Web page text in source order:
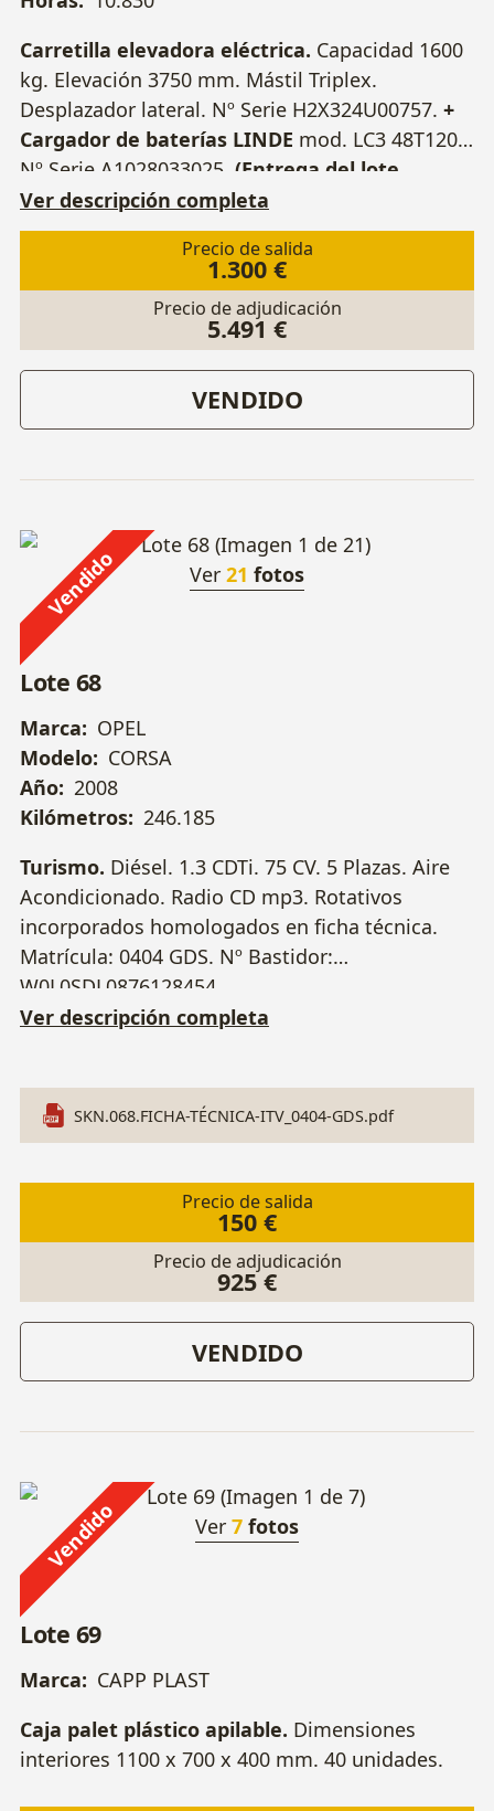
Carretilla elevadora eléctrica. Capacidad 1600
kg. Elevación 3750 mm. Mástil Triplex.
Desplazador lateral. Nº Serie H2X324U00757. +
Cargador de baterías LINDE mod. LC3 48T120.
Nº Serie A1028033025. (Entrega del lote
condicionada a la retirada de la totalidad de
los lotes, plazo máximo 3 meses desde el fin
Ver descripción completa
Precio de salida
1.300 €
Precio de adjudicación
5.491 €
VENDIDO
Vendido Ver 21 fotos
Lote 68
Marca: OPEL
Modelo: CORSA
Año: 2008
Kilómetros: 246.185
Turismo. Diésel. 1.3 CDTi. 75 CV. 5 Plazas. Aire
Acondicionado. Radio CD mp3. Rotativos
incorporados homologados en ficha técnica.
Matrícula: 0404 GDS. Nº Bastidor:
W0L0SDL0876128454.
Ver descripción completa
SKN.068.FICHA-TÉCNICA-ITV_0404-GDS.pdf
Precio de salida
150 €
Precio de adjudicación
925 €
VENDIDO
Vendido Ver 7 fotos
Lote 69
Marca: CAPP PLAST
Caja palet plástico apilable. Dimensiones
interiores 1100 x 700 x 400 mm. 40 unidades.